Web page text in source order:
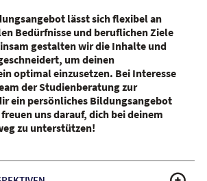
lässt sich flexibel an
Bedürfnisse und beruflichen Ziele
gestalten wir die Inhalte und
um deinen
optimal einzusetzen. Bei Interesse
der Studienberatung zur
ein persönliches Bildungsangebot
uns darauf, dich bei deinem
zu unterstützen!